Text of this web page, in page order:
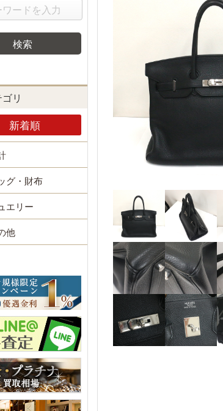
検索
リ
新着順
グ・財布
エリー
他